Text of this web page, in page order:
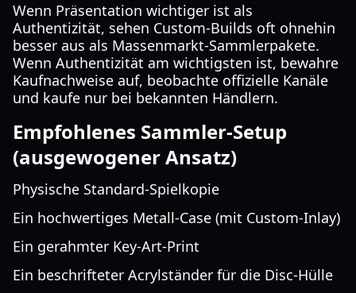
Wenn Präsentation wichtiger ist als
Authentizität, sehen Custom-Builds oft ohnehin
besser aus als Massenmarkt-Sammlerpakete.
Wenn Authentizität am wichtigsten ist, bewahre
Kaufnachweise auf, beobachte offizielle Kanäle
und kaufe nur bei bekannten Händlern.
Empfohlenes Sammler-Setup
(ausgewogener Ansatz)
Physische Standard-Spielkopie
Ein hochwertiges Metall-Case (mit Custom-Inlay)
Ein gerahmter Key-Art-Print
Ein beschrifteter Acrylständer für die Disc-Hülle